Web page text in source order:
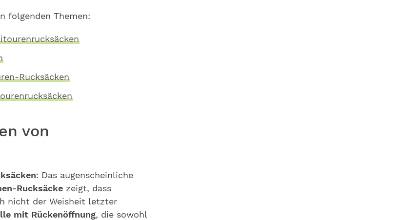
folgenden Themen:
Rucksäcken
von
: Das augenscheinliche
Rucksäcke zeigt, dass
nicht der Weisheit letzter
mit Rückenöffnung, die sowohl